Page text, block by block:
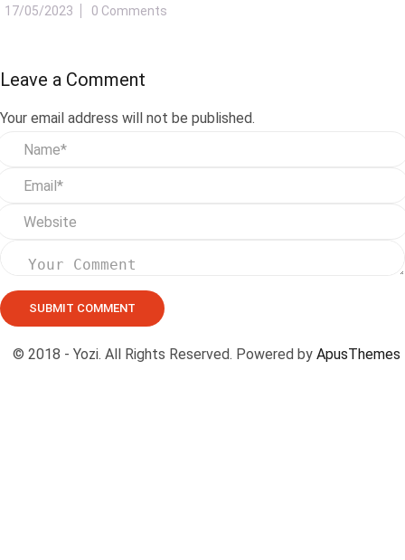
17/05/2023 0 Comments
Leave a Comment
Your email address will not be published.
© 2018 - Yozi. All Rights Reserved. Powered by ApusThemes